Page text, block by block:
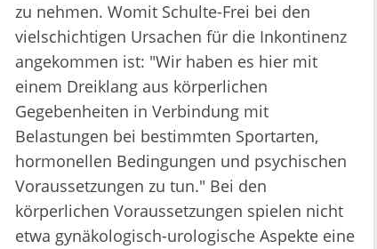
zu nehmen. Womit Schulte-Frei bei den
vielschichtigen Ursachen für die Inkontinenz
angekommen ist: "Wir haben es hier mit
einem Dreiklang aus körperlichen
Gegebenheiten in Verbindung mit
Belastungen bei bestimmten Sportarten,
hormonellen Bedingungen und psychischen
Voraussetzungen zu tun." Bei den
körperlichen Voraussetzungen spielen nicht
etwa gynäkologisch-urologische Aspekte eine